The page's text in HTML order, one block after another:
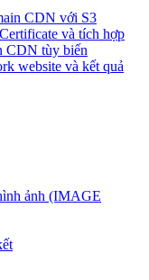
CDN với S3
và tích hợp
CDN tùy biến
website và kết quả
ảnh (IMAGE